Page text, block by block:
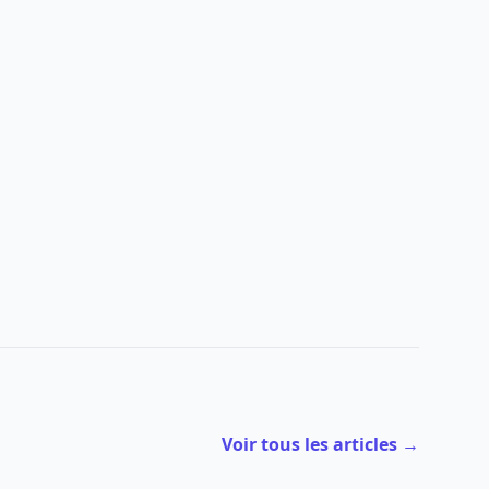
Voir tous les articles →